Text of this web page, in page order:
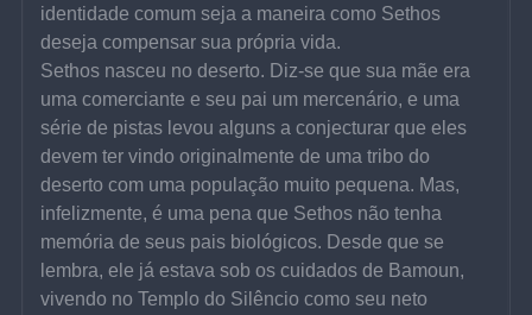
identidade comum seja a maneira como Sethos
deseja compensar sua própria vida.
Sethos nasceu no deserto. Diz-se que sua mãe era
uma comerciante e seu pai um mercenário, e uma
série de pistas levou alguns a conjecturar que eles
devem ter vindo originalmente de uma tribo do
deserto com uma população muito pequena. Mas,
infelizmente, é uma pena que Sethos não tenha
memória de seus pais biológicos. Desde que se
lembra, ele já estava sob os cuidados de Bamoun,
vivendo no Templo do Silêncio como seu neto